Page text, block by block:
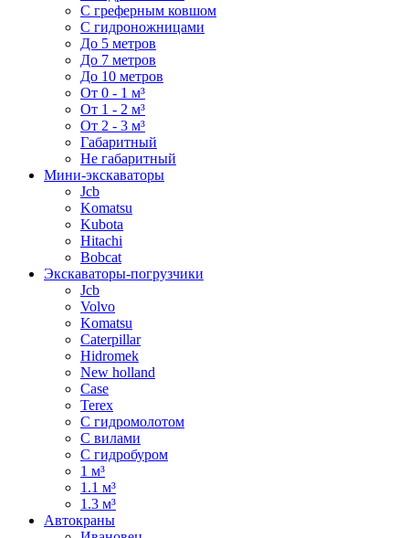
С греферным ковшом
С гидроножницами
До 5 метров
До 7 метров
До 10 метров
От 0 - 1 м³
От 1 - 2 м³
От 2 - 3 м³
Габаритный
Не габаритный
Мини-экскаваторы
Jcb
Komatsu
Kubota
Hitachi
Bobcat
Экскаваторы-погрузчики
Jcb
Volvo
Komatsu
Caterpillar
Hidromek
New holland
Case
Terex
С гидромолотом
С вилами
С гидробуром
1 м³
1.1 м³
1.3 м³
Автокраны